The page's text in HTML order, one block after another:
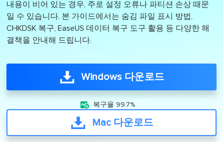
내용이 비어 있는 경우, 주로 설정 오류나 파티션 손상 때문
일 수 있습니다. 본 가이드에서는 숨김 파일 표시 방법,
CHKDSK 복구, EaseUS 데이터 복구 도구 활용 등 다양한 해
결책을 안내해 드립니다.
Windows 다운로드
 복구율 99.7%
Mac 다운로드